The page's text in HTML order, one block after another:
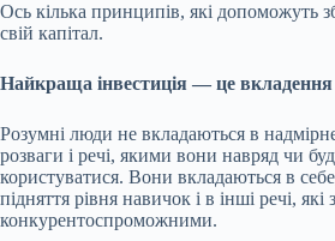
Ось кілька принципів, які допоможуть
свій капітал.
Найкраща інвестиція — це вкладення
Розумні люди не вкладаються в
розваги і речі, якими вони навряд чи
користуватися. Вони вкладаються в
підняття рівня навичок і в інші речі, які
конкурентоспроможними.